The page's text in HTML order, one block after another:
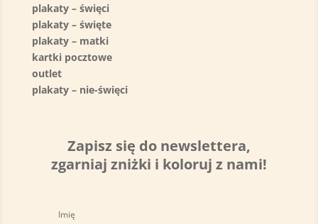
plakaty – święci
plakaty – święte
plakaty – matki
kartki pocztowe
outlet
plakaty – nie-święci
Zapisz się do newslettera,
zgarniaj zniżki i koloruj z nami!